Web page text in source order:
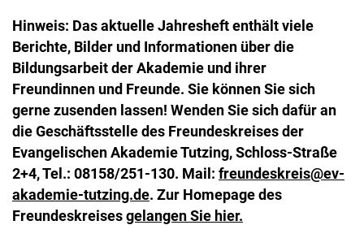
Hinweis: Das aktuelle Jahresheft enthält viele
Berichte, Bilder und Informationen über die
Bildungsarbeit der Akademie und ihrer
Freundinnen und Freunde. Sie können Sie sich
gerne zusenden lassen! Wenden Sie sich dafür an
die Geschäftsstelle des Freundeskreises der
Evangelischen Akademie Tutzing, Schloss-Straße
2+4, Tel.: 08158/251-130. Mail: freundeskreis@ev-
akademie-tutzing.de. Zur Homepage des
Freundeskreisesgelangen Sie hier.